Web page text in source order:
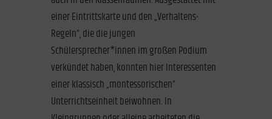
einer Eintrittskarte und den „Verhaltens-
Regeln“, die die jungen
Schülersprecher*innen im großen Podium
verkündet haben, konnten hier Interessenten
einer klassisch „montessorischen“
Unterrichtseinheit beiwohnen. In